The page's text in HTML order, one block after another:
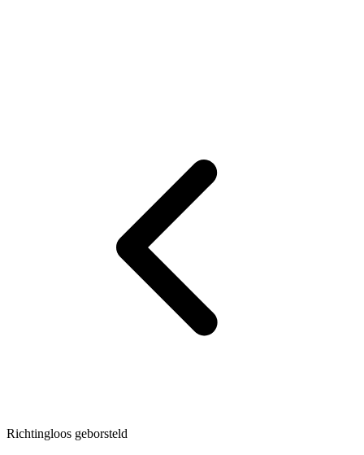
Richtingloos geborsteld